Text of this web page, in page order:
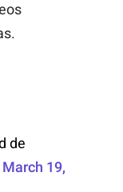
de
March 19,